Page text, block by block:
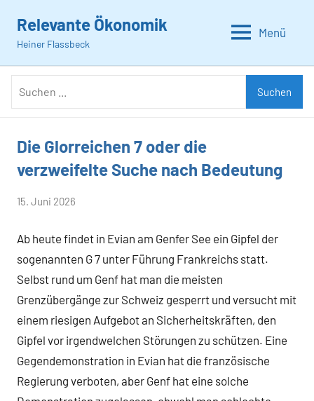
Inhalt
springen
Relevante Ökonomik
Heiner Flassbeck
Menü
Suchen
Allgemein
Die Glorreichen 7 oder die
verzweifelte Suche nach Bedeutung
von
Flassbeck
15. Juni 2026
Ab heute findet in Evian am Genfer See ein Gipfel der
sogenannten G 7 unter Führung Frankreichs statt.
Selbst rund um Genf hat man die meisten
Grenzübergänge zur Schweiz gesperrt und versucht mit
einem riesigen Aufgebot an Sicherheitskräften, den
Gipfel vor irgendwelchen Störungen zu schützen. Eine
Gegendemonstration in Evian hat die französische
Regierung verboten, aber Genf hat eine solche